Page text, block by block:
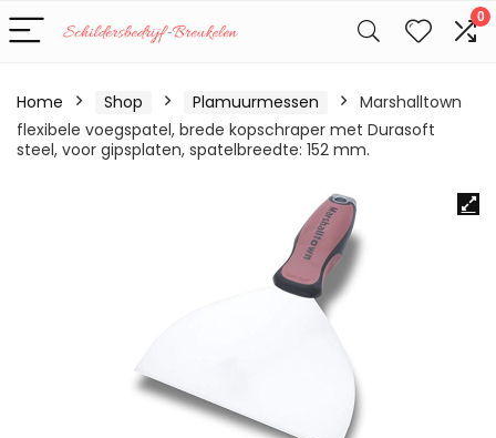
0
Home Shop Plamuurmessen
Marshalltown
flexibele voegspatel, brede kopschraper met Durasoft
steel, voor gipsplaten, spatelbreedte: 152 mm.